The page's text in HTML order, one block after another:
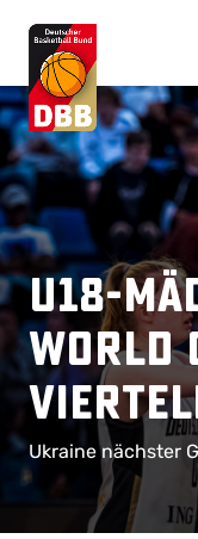
U18-
World
Ukraine nächster